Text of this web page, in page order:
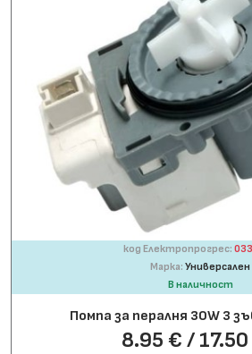
код Електропрогрес:
Марка: Универсален
В наличност
Помпа за пералня 30W 3
8.95 € / 17.50